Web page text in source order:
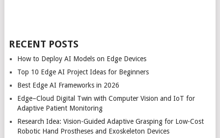
RECENT POSTS
How to Deploy AI Models on Edge Devices
Top 10 Edge AI Project Ideas for Beginners
Best Edge AI Frameworks in 2026
Edge–Cloud Digital Twin with Computer Vision and IoT for
Adaptive Patient Monitoring
Research Idea: Vision-Guided Adaptive Grasping for Low-Cost
Robotic Hand Prostheses and Exoskeleton Devices